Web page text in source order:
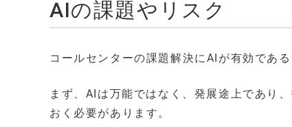
AIの課題やリスク
コールセンターの課題解決にAIが有効であ
まず、AIは万能ではなく、発展途上であり
おく必要があります。